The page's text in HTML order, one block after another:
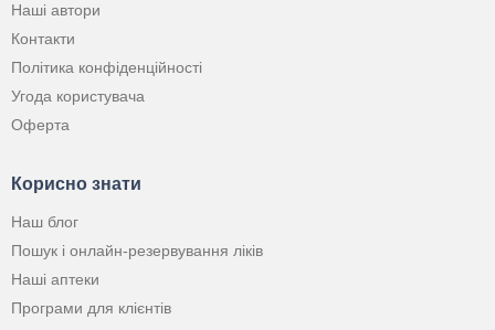
Наші автори
Контакти
Політика конфіденційності
Угода користувача
Оферта
Корисно знати
Наш блог
Пошук і онлайн-резервування ліків
Наші аптеки
Програми для клієнтів